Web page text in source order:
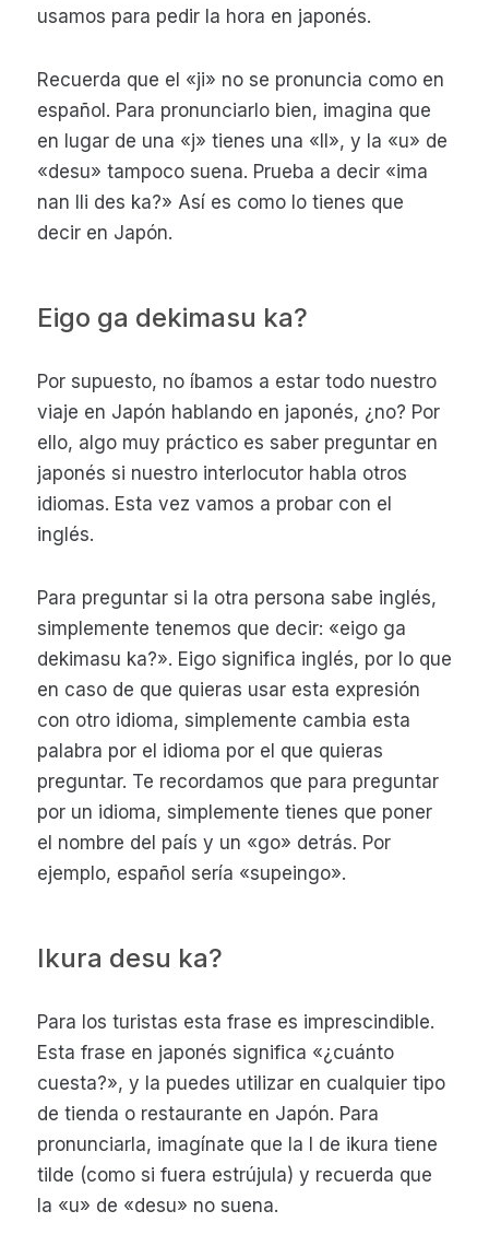
usamos para pedir la hora en japonés.
Recuerda que el «ji» no se pronuncia como en
español. Para pronunciarlo bien, imagina que
en lugar de una «j» tienes una «ll», y la «u» de
«desu» tampoco suena. Prueba a decir «ima
nan lli des ka?» Así es como lo tienes que
decir en Japón.
Eigo ga dekimasu ka?
Por supuesto, no íbamos a estar todo nuestro
viaje en Japón hablando en japonés, ¿no? Por
ello, algo muy práctico es saber preguntar en
japonés si nuestro interlocutor habla otros
idiomas. Esta vez vamos a probar con el
inglés.
Para preguntar si la otra persona sabe inglés,
simplemente tenemos que decir: «eigo ga
dekimasu ka?». Eigo significa inglés, por lo que
en caso de que quieras usar esta expresión
con otro idioma, simplemente cambia esta
palabra por el idioma por el que quieras
preguntar. Te recordamos que para preguntar
por un idioma, simplemente tienes que poner
el nombre del país y un «go» detrás. Por
ejemplo, español sería «supeingo».
Ikura desu ka?
Para los turistas esta frase es imprescindible.
Esta frase en japonés significa «¿cuánto
cuesta?», y la puedes utilizar en cualquier tipo
de tienda o restaurante en Japón. Para
pronunciarla, imagínate que la I de ikura tiene
tilde (como si fuera estrújula) y recuerda que
la «u» de «desu» no suena.